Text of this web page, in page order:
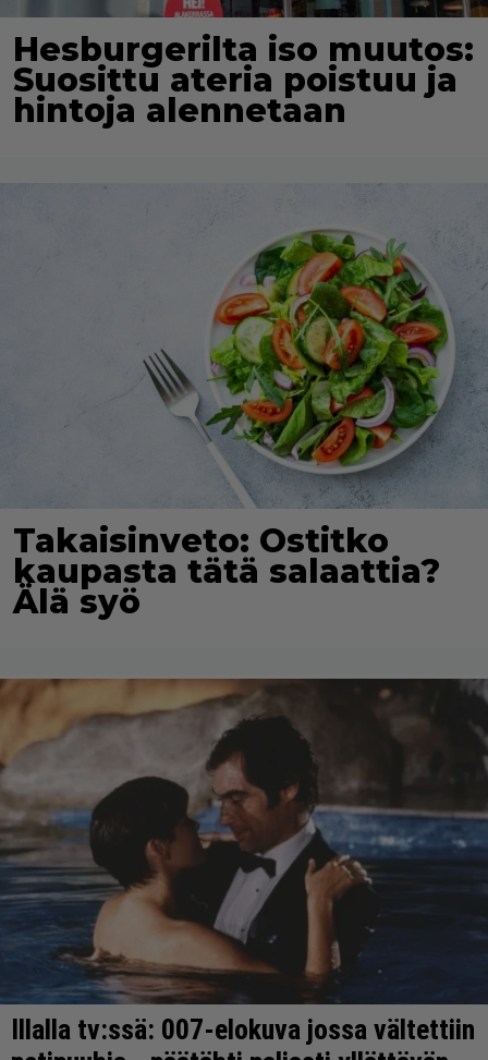
Hesburgerilta iso muutos:
Suosittu ateria poistuu ja
hintoja alennetaan
Takaisinveto: Ostitko
kaupasta tätä salaattia?
Älä syö